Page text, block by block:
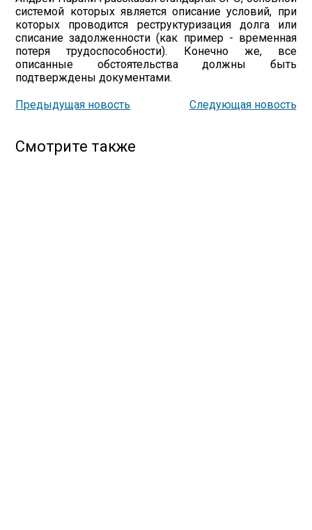
системой которых является описание условий, при
которых проводится реструктуризация долга или
списание задолженности (как пример - временная
потеря трудоспособности). Конечно же, все
описанные обстоятельства должны быть
подтверждены документами.
Предыдущая новость Следующая новость
Смотрите также